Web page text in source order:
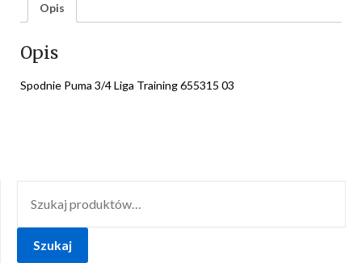
Opis
Opis
Spodnie Puma 3/4 Liga Training 655315 03
Szukaj